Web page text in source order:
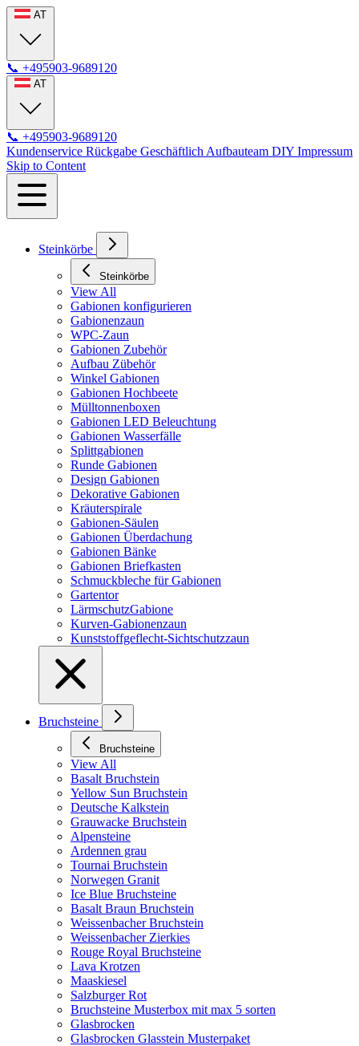
AT
📞 +495903-9689120
AT
📞 +495903-9689120
Kundenservice Rückgabe Geschäftlich Aufbauteam DIY Impressum
Skip to Content
Steinkörbe
Steinkörbe
View All
Gabionen konfigurieren
Gabionenzaun
WPC-Zaun
Gabionen Zubehör
Aufbau Zübehör
Winkel Gabionen
Gabionen Hochbeete
Mülltonnenboxen
Gabionen LED Beleuchtung
Gabionen Wasserfälle
Splittgabionen
Runde Gabionen
Design Gabionen
Dekorative Gabionen
Kräuterspirale
Gabionen-Säulen
Gabionen Überdachung
Gabionen Bänke
Gabionen Briefkasten
Schmuckbleche für Gabionen
Gartentor
LärmschutzGabione
Kurven-Gabionenzaun
Kunststoffgeflecht-Sichtschutzzaun
Bruchsteine
Bruchsteine
View All
Basalt Bruchstein
Yellow Sun Bruchstein
Deutsche Kalkstein
Grauwacke Bruchstein
Alpensteine
Ardennen grau
Tournai Bruchstein
Norwegen Granit
Ice Blue Bruchsteine
Basalt Braun Bruchstein
Weissenbacher Bruchstein
Weissenbacher Zierkies
Rouge Royal Bruchsteine
Lava Krotzen
Maaskiesel
Salzburger Rot
Bruchsteine Musterbox mit max 5 sorten
Glasbrocken
Glasbrocken Glasstein Musterpaket